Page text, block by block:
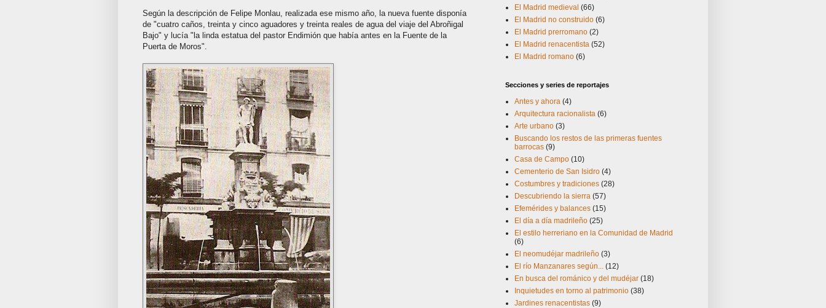
Según la descripción de Felipe Monlau, realizada ese mismo año, la nueva fuente disponía
de "cuatro caños, treinta y cinco aguadores y treinta reales de agua del viaje del Abroñigal
Bajo" y lucía "la linda estatua del pastor Endimión que había antes en la Fuente de la
Puerta de Moros".
El Madrid medieval (66)
El Madrid no construido (6)
El Madrid prerromano (2)
El Madrid renacentista (52)
El Madrid romano (6)
Secciones y series de reportajes
Antes y ahora (4)
Arquitectura racionalista (6)
Arte urbano (3)
Buscando los restos de las primeras fuentes
barrocas (9)
Casa de Campo (10)
Cementerio de San Isidro (4)
Costumbres y tradiciones (28)
Descubriendo la sierra (57)
Efemérides y balances (15)
El día a día madrileño (25)
El estilo herreriano en la Comunidad de Madrid
(6)
El neomudéjar madrileño (3)
El río Manzanares según... (12)
En busca del románico y del mudéjar (18)
Inquietudes en torno al patrimonio (38)
Jardines renacentistas (9)